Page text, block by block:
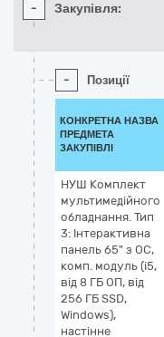
- Закупівля:
- Позиції
КОНКРЕТНА НАЗВА
ПРЕДМЕТА
ЗАКУПІВЛІ
НУШ Комплект
мультимедійного
обладнання. Тип
3: Інтерактивна
панель 65" з ОС,
комп. модуль (i5,
від 8 ГБ ОП, від
256 ГБ SSD,
Windows),
настінне